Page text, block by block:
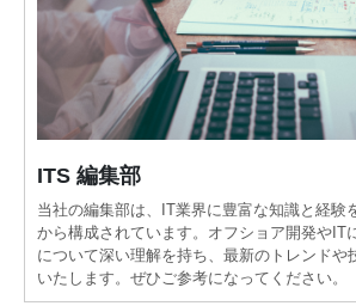
ITS 編集部
当社の編集部は、IT業界に豊富な知識と経験
から構成されています。オフショア開発やIT
について深い理解を持ち、最新のトレンドや
いたします。ぜひご参考になってください。